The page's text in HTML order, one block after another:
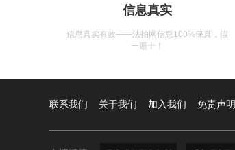
信息真实
信息真实有效——法拍网信息100%保真，假
一赔十！
联系我们 关于我们 加入我们 免责声明